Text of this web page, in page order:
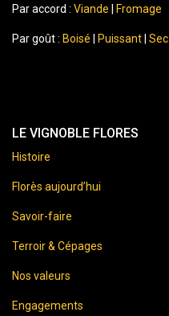
Par accord : Viande Fromage
Par goût : Boisé Puissant Sec
LE VIGNOBLE FLORES
Histoire
Florès aujourd’hui
Savoir-faire
Terroir & Cépages
Nos valeurs
Engagements